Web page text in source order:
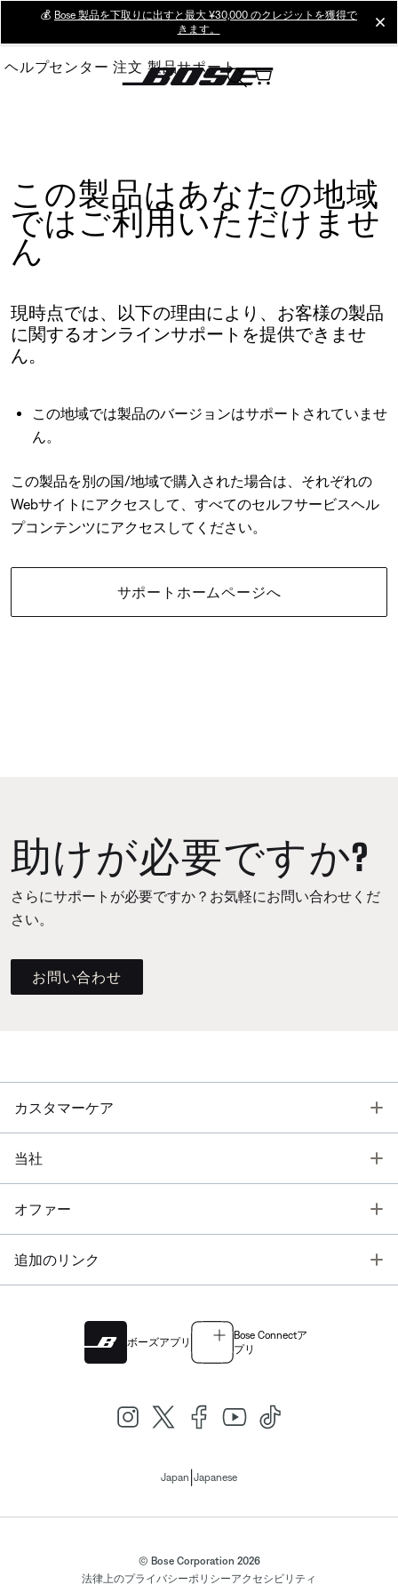
Main
💰 Bose 製品を下取りに出すと最大 ¥30,000 のクレジットを獲得で
きます。
ヘルプセンター 注文 製品サポート
この製品はあなたの地域
ではご利用いただけませ
ん
現時点では、以下の理由により、お客様の製品
に関するオンラインサポートを提供できませ
ん。
この地域では製品のバージョンはサポートされていませ
ん。
この製品を別の国/地域で購入された場合は、それぞれの
Webサイトにアクセスして、すべてのセルフサービスヘル
プコンテンツにアクセスしてください。
サポートホームページへ
助けが必要ですか?
さらにサポートが必要ですか？お気軽にお問い合わせくだ
さい。
お問い合わせ
カスタマーケア
当社
オファー
追加のリンク
ボーズアプリ
Bose Connectア
プリ
Japan Japanese
© Bose Corporation 2026
法律上のプライバシーポリシーアクセシビリティ